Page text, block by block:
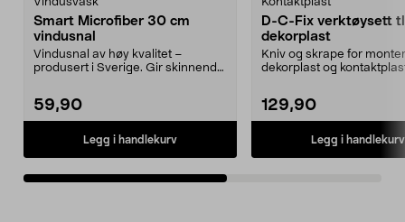
Smart Microfiber 30 cm
vindusnal
Vindusnal av høy kvalitet –
produsert i Sverige. Gir skinnende
59,90
Legg i handlekurv
D-C-Fix verktøysett
dekorplast
Kniv og skrape for
dekorplast og
129,90
Legg i handlekurv